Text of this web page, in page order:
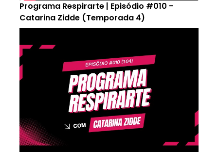
Programa Respirarte | Episódio #010 -
Catarina Zidde (Temporada 4)